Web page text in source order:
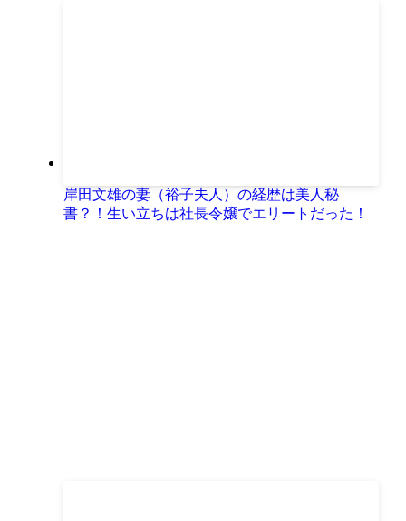
岸田文雄の妻（裕子夫人）の経歴は美人秘
書？！生い立ちは社長令嬢でエリートだった！